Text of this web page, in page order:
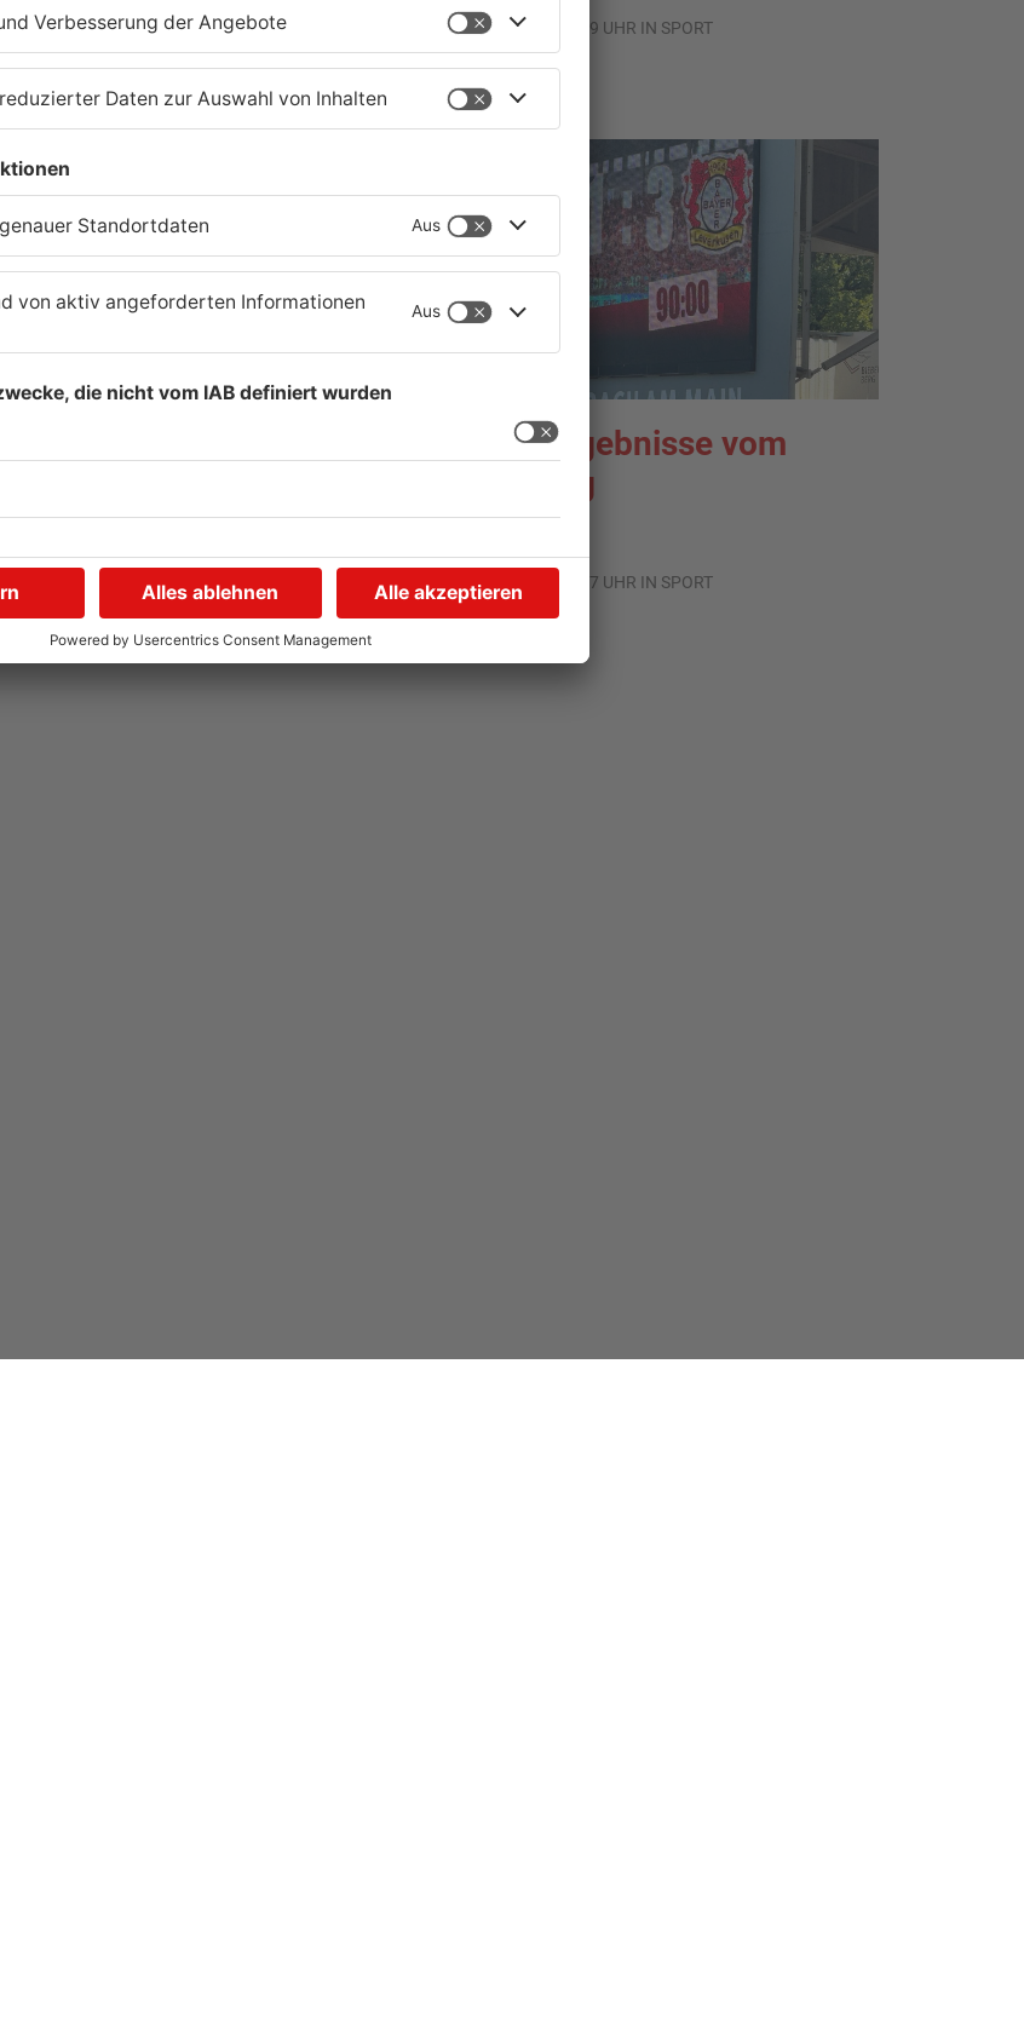
03.08.2026, 07:38 UHR IN SPORT 02.08.2026, 08:29 UHR IN SPORT
TOPNEWS
Großwallstadt
01.08.2026, 08:37 UHR IN SPORT
Sportergebnisse vom
Samstag
26.07.2026, 09:47 UHR IN SPORT